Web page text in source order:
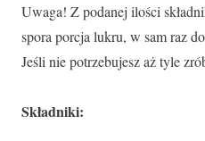
Uwaga! Z podanej ilości
spora porcja lukru, w sam raz
Jeśli nie potrzebujesz aż tyle
Składniki: